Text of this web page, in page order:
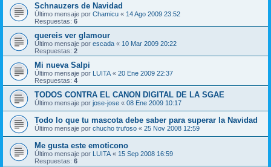
Schnauzers de Navidad
Último mensaje por Chamicu « 14 Ago 2009 23:52
Respuestas: 6
quereis ver glamour
Último mensaje por escada « 10 Mar 2009 20:22
Respuestas: 2
Mi nueva Salpi
Último mensaje por LUITA « 20 Ene 2009 22:37
Respuestas: 4
TODOS CONTRA EL CANON DIGITAL DE LA SGAE
Último mensaje por jose-jose « 08 Ene 2009 10:17
Todo lo que tu mascota debe saber para superar la Navidad
Último mensaje por chucho trufoso « 25 Nov 2008 12:59
Me gusta este emoticono
Último mensaje por LUITA « 15 Sep 2008 16:59
Respuestas: 6